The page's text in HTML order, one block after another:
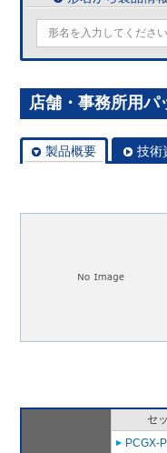
店舗・事務所用
製品概要 技術
セ
PCGX-